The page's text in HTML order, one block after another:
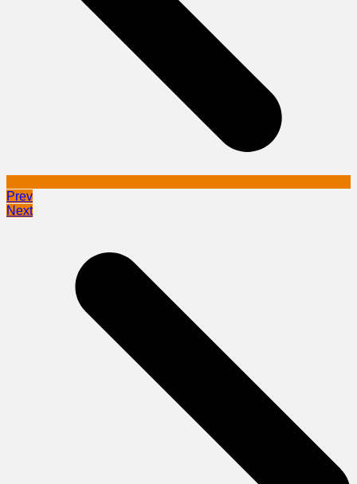
Prev
Next